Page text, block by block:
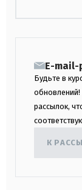
E-mail-
Будьте в
обновлений!
рассылок,
К